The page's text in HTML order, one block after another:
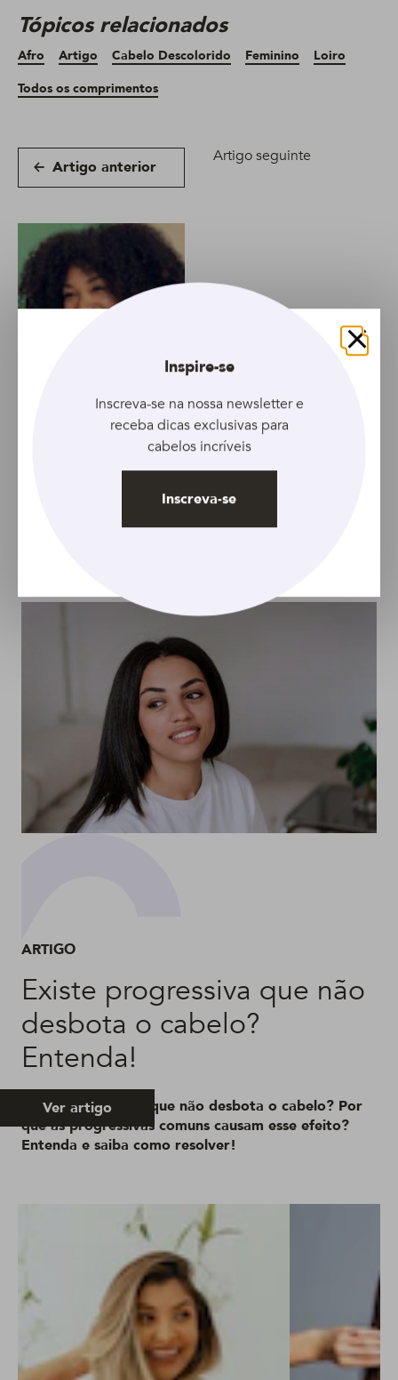
Tópicos relacionados
Afro Artigo Cabelo Descolorido Feminino
Loiro
Todos os comprimentos
Artigo anterior
Artigo seguinte
precisa conhecer se
ARTIGO
Existe progressiva que não
desbota o cabelo?
Entenda!
Existe progressiva que não desbota o cabelo? Por
que as progressivas comuns causam esse efeito?
Entenda e saiba como resolver!
Ver artigo
Fechar
Inspire-se
Inscreva-se na nossa newsletter e
receba dicas exclusivas para
cabelos incríveis
Inscreva-se